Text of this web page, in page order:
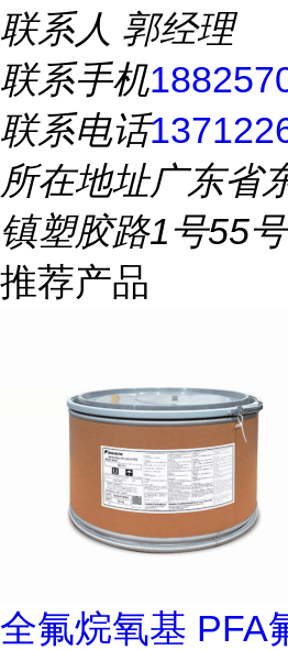
联系人 郭经理
联系手机
联系电话
所在地址广东省
镇塑胶路1号55
推荐产品
全氟烷氧基 PFA